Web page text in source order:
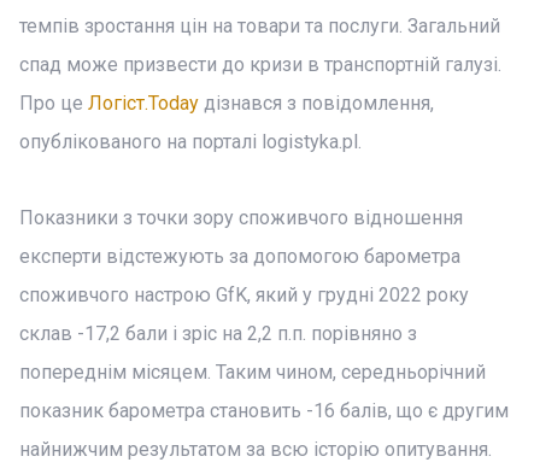
темпів зростання цін на товари та послуги. Загальний
спад може призвести до кризи в транспортній галузі.
Про це Логіст.Today дізнався з повідомлення,
опублікованого на порталі logistyka.pl.
Показники з точки зору споживчого відношення
експерти відстежують за допомогою барометра
споживчого настрою GfK, який у грудні 2022 року
склав -17,2 бали і зріс на 2,2 п.п. порівняно з
попереднім місяцем. Таким чином, середньорічний
показник барометра становить -16 балів, що є другим
найнижчим результатом за всю історію опитування.